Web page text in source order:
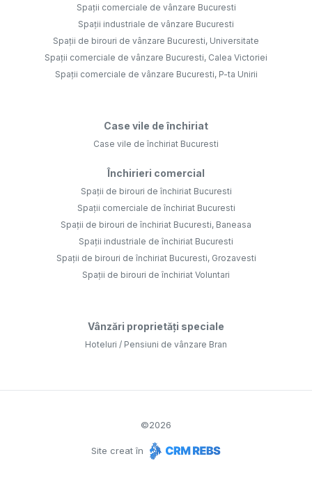
Spații comerciale de vânzare Bucuresti
Spații industriale de vânzare Bucuresti
Spații de birouri de vânzare Bucuresti, Universitate
Spații comerciale de vânzare Bucuresti, Calea Victoriei
Spații comerciale de vânzare Bucuresti, P-ta Unirii
Case vile de închiriat
Case vile de închiriat Bucuresti
Închirieri comercial
Spații de birouri de închiriat Bucuresti
Spații comerciale de închiriat Bucuresti
Spații de birouri de închiriat Bucuresti, Baneasa
Spații industriale de închiriat Bucuresti
Spații de birouri de închiriat Bucuresti, Grozavesti
Spații de birouri de închiriat Voluntari
Vânzări proprietăți speciale
Hoteluri / Pensiuni de vânzare Bran
©2026
Site creat în